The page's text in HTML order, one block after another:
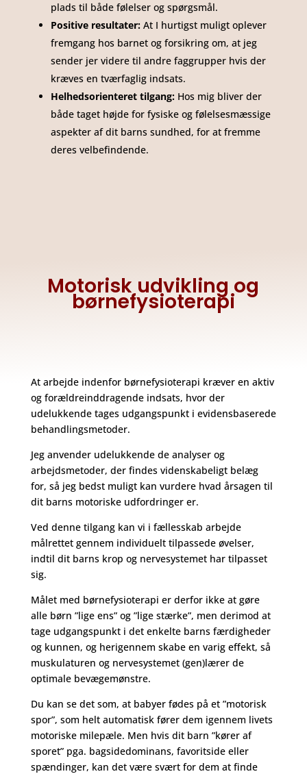
plads til både følelser og spørgsmål.
Positive resultater:At I hurtigst muligt oplever
fremgang hos barnet og forsikring om, at jeg
sender jer videre til andre faggrupper hvis der
kræves en tværfaglig indsats.
Helhedsorienteret tilgang:Hos mig bliver der
både taget højde for fysiske og følelsesmæssige
aspekter af dit barns sundhed, for at fremme
deres velbefindende.
Motorisk udvikling og
børnefysioterapi
At arbejde indenfor børnefysioterapi kræver en aktiv
og forældreinddragende indsats, hvor der
udelukkende tages udgangspunkt i evidensbaserede
behandlingsmetoder.
Jeg anvender udelukkende de analyser og
arbejdsmetoder, der findes videnskabeligt belæg
for, så jeg bedst muligt kan vurdere hvad årsagen til
dit barns motoriske udfordringer er.
Ved denne tilgang kan vi i fællesskab arbejde
målrettet gennem individuelt tilpassede øvelser,
indtil dit barns krop og nervesystemet har tilpasset
sig.
Målet med børnefysioterapi er derfor ikke at gøre
alle børn ”lige ens” og ”lige stærke”, men derimod at
tage udgangspunkt i det enkelte barns færdigheder
og kunnen, og herigennem skabe en varig effekt, så
muskulaturen og nervesystemet (gen)lærer de
optimale bevægemønstre.
Du kan se det som, at babyer fødes på et ”motorisk
spor”, som helt automatisk fører dem igennem livets
motoriske milepæle. Men hvis dit barn ”kører af
sporet” pga. bagsidedominans, favoritside eller
spændinger, kan det være svært for dem at finde